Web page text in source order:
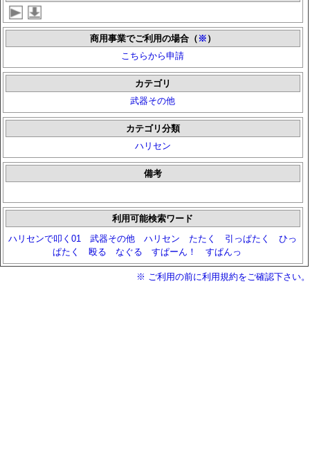
商用事業でご利用の場合（ ※ ）
こちらから申請
カテゴリ
武器その他
カテゴリ分類
ハリセン
備考
利用可能検索ワード
ハリセンで叩く01
武器その他 ハリセン たたく 引っぱたく
ひっ
ぱたく
殴る なぐる すぱーん！ すぱんっ
※ ご利用の前に利用規約をご確認下さい。